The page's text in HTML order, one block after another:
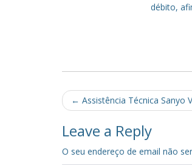
débito,
Post
navigation
← Assistência Técnica Sanyo
Leave a Reply
O seu endereço de email não